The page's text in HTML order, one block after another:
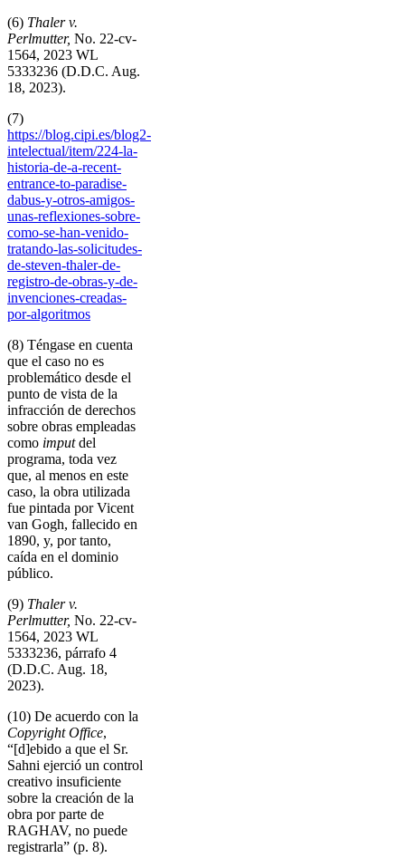
(6) Thaler v.
Perlmutter, No. 22-cv-
1564, 2023 WL
5333236 (D.D.C. Aug.
18, 2023).
(7)
https://blog.cipi.es/blog2-
intelectual/item/224-la-
historia-de-a-recent-
entrance-to-paradise-
dabus-y-otros-amigos-
unas-reflexiones-sobre-
como-se-han-venido-
tratando-las-solicitudes-
de-steven-thaler-de-
registro-de-obras-y-de-
invenciones-creadas-
por-algoritmos
(8) Téngase en cuenta
que el caso no es
problemático desde el
punto de vista de la
infracción de derechos
sobre obras empleadas
como imputdel
programa, toda vez
que, al menos en este
caso, la obra utilizada
fue pintada por Vicent
van Gogh, fallecido en
1890, y, por tanto,
caída en el dominio
público.
(9) Thaler v.
Perlmutter, No. 22-cv-
1564, 2023 WL
5333236, párrafo 4
(D.D.C. Aug. 18,
2023).
(10) De acuerdo con la
Copyright Office,
“[d]ebido a que el Sr.
Sahni ejerció un control
creativo insuficiente
sobre la creación de la
obra por parte de
RAGHAV, no puede
registrarla” (p. 8).